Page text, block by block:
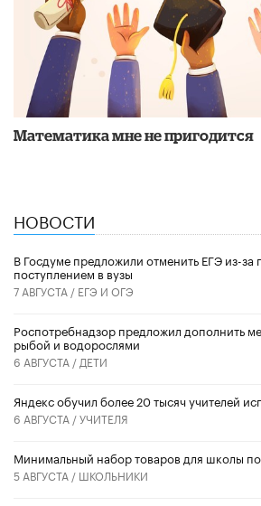
Математика мне не пригодится
НОВОСТИ
В Госдуме предложили отменить ЕГЭ из-за
поступлением в вузы
7 АВГУСТА / ЕГЭ И ОГЭ
Роспотребнадзор предложил дополнить
рыбой и водорослями
6 АВГУСТА / ДЕТИ
​Яндекс обучил более 20 тысяч учителей
6 АВГУСТА /УЧИТЕЛЯ
Минимальный набор товаров для школы
5 АВГУСТА / ШКОЛЬНИКИ